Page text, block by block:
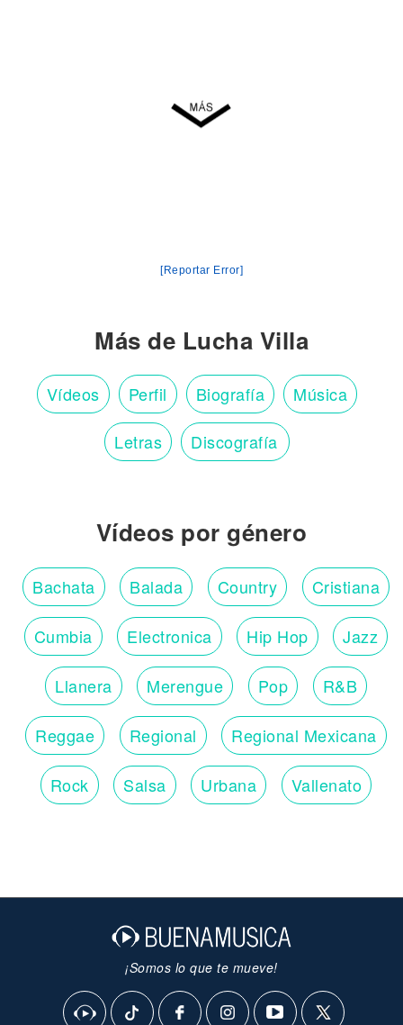
[Reportar Error]
Más de Lucha Villa
Vídeos Perfil Biografía Música
Letras Discografía
Vídeos por género
Bachata Balada Country Cristiana
Cumbia Electronica Hip Hop Jazz
Llanera Merengue Pop R&B
Reggae Regional Regional Mexicana
Rock Salsa Urbana Vallenato
¡Somos lo que te mueve!